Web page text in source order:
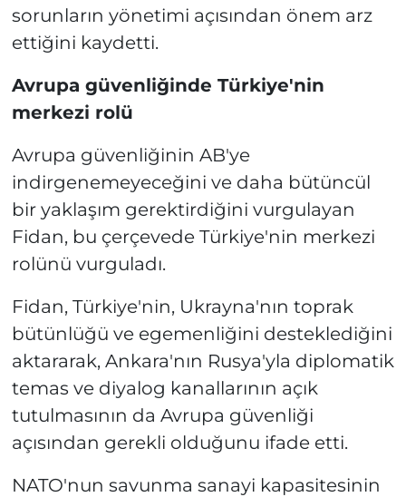
sorunların yönetimi açısından önem arz
ettiğini kaydetti.
Avrupa güvenliğinde Türkiye'nin
merkezi rolü
Avrupa güvenliğinin AB'ye
indirgenemeyeceğini ve daha bütüncül
bir yaklaşım gerektirdiğini vurgulayan
Fidan, bu çerçevede Türkiye'nin merkezi
rolünü vurguladı.
Fidan, Türkiye'nin, Ukrayna'nın toprak
bütünlüğü ve egemenliğini desteklediğini
aktararak, Ankara'nın Rusya'yla diplomatik
temas ve diyalog kanallarının açık
tutulmasının da Avrupa güvenliği
açısından gerekli olduğunu ifade etti.
NATO'nun savunma sanayi kapasitesinin